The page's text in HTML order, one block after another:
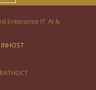
Enterprise IT, AI &
INHOST